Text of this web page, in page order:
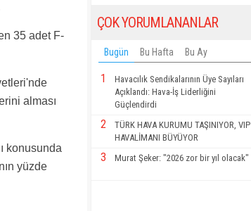
35 adet F-
alması
konusunda
yüzde
ÇOK YORUMLANANLAR
Bugün Bu Hafta Bu Ay
1
Havacılık Sendikalarının Üye Sayıları
Açıklandı: Hava-İş Liderliğini
Güçlendirdi
2
TÜRK HAVA KURUMU TAŞINIYOR, VIP
HAVALİMANI BÜYÜYOR
3 Murat Şeker: "2026 zor bir yıl olacak"